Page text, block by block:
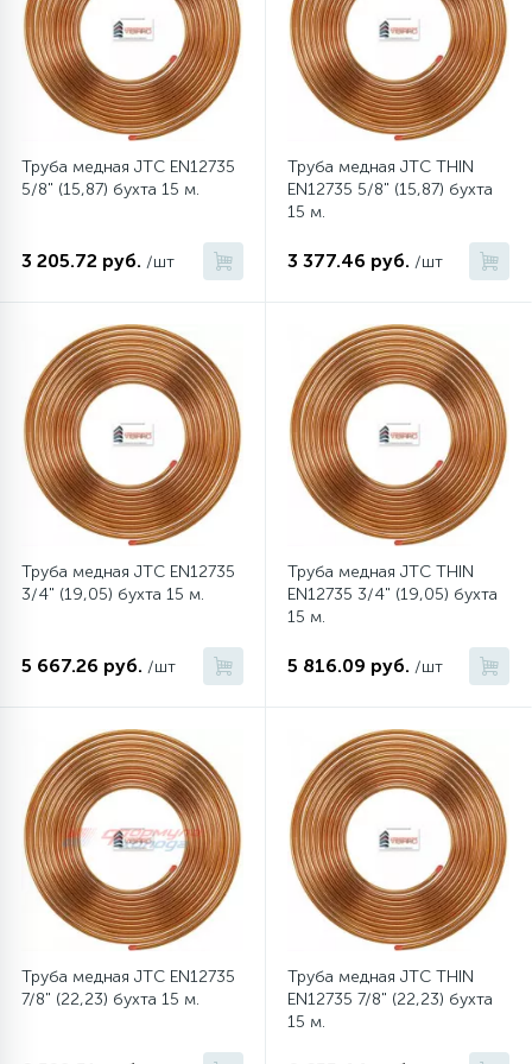
Шлейфы дверей
6
Фильтры для воды
Вентили, проколки
Панели управления
4
Патрубки
Петли люка
Пластиковые изделия
Подшипники
Программаторы, таймеры
2
Противовесы
Пружины бака
Ребра барабана
Ремни привода
Ручки люка
127
Ручки переключения
33
Сальники барабана
Сливные насосы (помпы)
Фильтры осушители
Фильтры разборные
Шаровые вентили
Электрокомпоненты
Труба медная JTC EN12735
5/8" (15,87) бухта 15 м.
3 205.72 руб. /шт
Труба медная JTC THIN
EN12735 5/8" (15,87) бухта
15 м.
3 377.46 руб. /шт
Труба медная JTC EN12735
3/4" (19,05) бухта 15 м.
5 667.26 руб. /шт
Труба медная JTC THIN
EN12735 3/4" (19,05) бухта
15 м.
5 816.09 руб. /шт
Труба медная JTC EN12735
7/8" (22,23) бухта 15 м.
Труба медная JTC THIN
EN12735 7/8" (22,23) бухта
15 м.